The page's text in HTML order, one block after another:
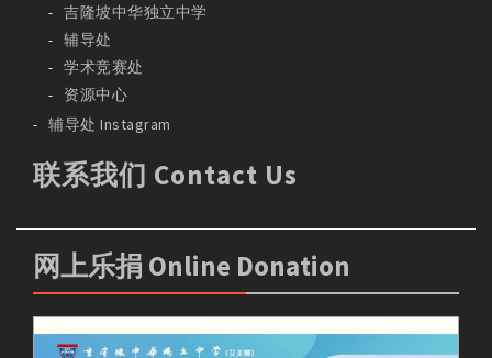
吉隆坡中华独立中学
辅导处
学术竞赛处
资源中心
辅导处 Instagram
联系我们 Contact Us
网上乐捐 Online Donation